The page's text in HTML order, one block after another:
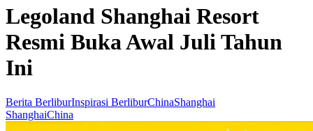
Legoland Shanghai Resort
Resmi Buka Awal Juli Tahun
Ini
Berita BerliburInspirasi BerliburChinaShanghai
ShanghaiChina